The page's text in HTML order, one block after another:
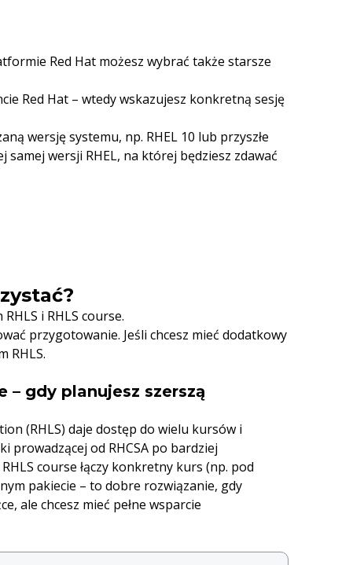
Red Hat możesz wybrać także starsze
Red Hat – wtedy wskazujesz konkretną sesję
wersję systemu, np. RHEL 10 lub przyszłe
wersji RHEL, na której będziesz zdawać
i RHLS course.
przygotowanie. Jeśli chcesz mieć dodatkowy
RHLS.
– gdy planujesz szerszą
(RHLS) daje dostęp do wielu kursów i
prowadzącej od RHCSA po bardziej
course łączy konkretny kurs (np. pod
pakiecie – to dobre rozwiązanie, gdy
ale chcesz mieć pełne wsparcie